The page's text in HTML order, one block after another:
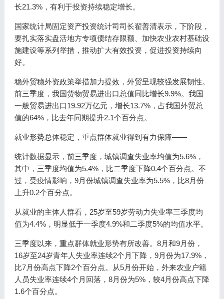
长21.3%，有利于投资持续稳定增长。
国家统计局固定资产投资统计司司长翟善清表示，下阶段，
要扎实落实盘活地方专项债结存限额、加快农业农村基础设
施建设等系列举措，推动扩大有效投资，促进投资持续向
好。
稳外贸稳外资政策举措加力提效，外贸呈现较强发展韧性。
前三季度，我国货物贸易进出口总值同比增长9.9%。我国
一般贸易进出口19.92万亿元，增长13.7%，占我国外贸总
值的64%，比去年同期提升2.1个百分点。
就业形势总体稳定，重点群体就业得到有力保障——
统计数据显示，前三季度，城镇调查失业率均值为5.6%，
其中，三季度均值为5.4%，比二季度下降0.4个百分点。不
过，受疫情影响，9月份城镇调查失业率为5.5%，比8月份
上升0.2个百分点。
从就业的主体人群看，25岁至59岁劳动力失业率三季度均
值为4.4%，明显低于一季度4.9%和二季度5%的均值水平。
三季度以来，重点群体就业形势有所改善。8月和9月份，
16岁至24岁青年人失业率连续2个月下降，9月份为17.9%，
比7月份高点下降2个百分点。从5月份开始，外来农业户籍
人员失业率连续4个月回落，8月份为5%，较4月份高点下降
1.6个百分点。